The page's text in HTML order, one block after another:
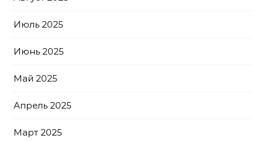
Июль 2025
Июнь 2025
Май 2025
Апрель 2025
Март 2025